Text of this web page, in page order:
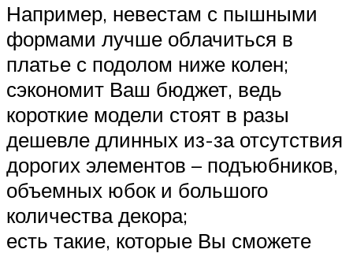
Например, невестам с пышными
формами лучше облачиться в
платье с подолом ниже колен;
сэкономит Ваш бюджет, ведь
короткие модели стоят в разы
дешевле длинных из-за отсутствия
дорогих элементов – подъюбников,
объемных юбок и большого
количества декора;
есть такие, которые Вы сможете